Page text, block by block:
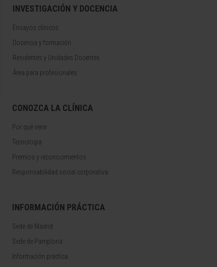
INVESTIGACIÓN Y DOCENCIA
Ensayos clínicos
Docencia y formación
Residentes y Unidades Docentes
Área para profesionales
CONOZCA LA CLÍNICA
Por qué venir
Tecnología
Premios y reconocimientos
Responsabilidad social corporativa
INFORMACIÓN PRÁCTICA
Sede de Madrid
Sede de Pamplona
Información práctica